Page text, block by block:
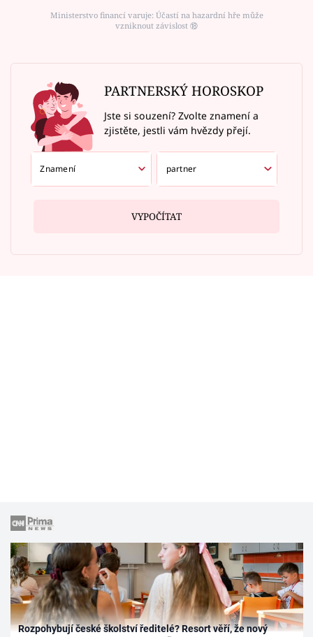
Ministerstvo financí varuje: Účastí na hazardní hře může
vzniknout závislost ⑱
PARTNERSKÝ HOROSKOP
Jste si souzení? Zvolte znamení a
zjistěte, jestli vám hvězdy přejí.
VYPOČÍTAT
Rozpohybují české školství ředitelé? Resort věří, že nový